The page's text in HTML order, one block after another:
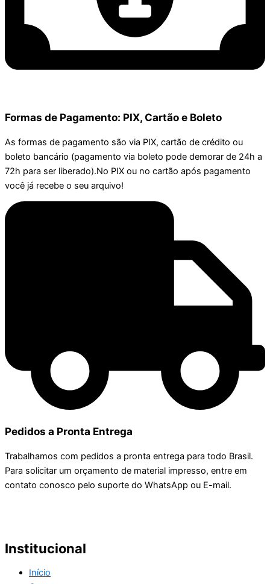
Formas de Pagamento: PIX, Cartão e Boleto
As formas de pagamento são via PIX, cartão de crédito ou
boleto bancário (pagamento via boleto pode demorar de 24h a
72h para ser liberado).No PIX ou no cartão após pagamento
você já recebe o seu arquivo!
Pedidos a Pronta Entrega
Trabalhamos com pedidos a pronta entrega para todo Brasil.
Para solicitar um orçamento de material impresso, entre em
contato conosco pelo suporte do WhatsApp ou E-mail.
Institucional
Início